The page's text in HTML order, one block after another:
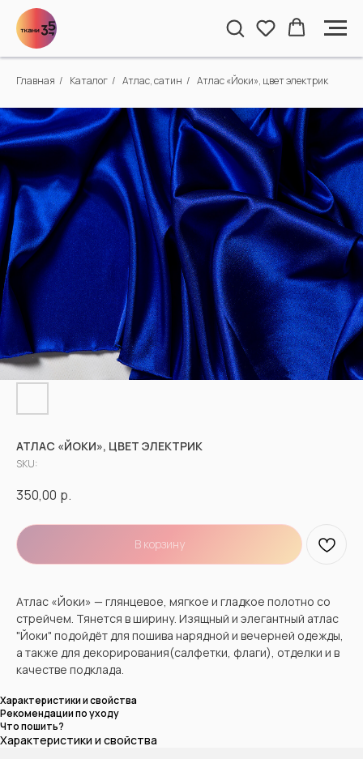
Главная / Каталог / Атлас, сатин / Атлас «Йоки», цвет электрик
АТЛАС «ЙОКИ», ЦВЕТ ЭЛЕКТРИК
SKU:
350,00 р.
В корзину
Атлас «Йоки» — глянцевое, мягкое и гладкое полотно со
стрейчем. Тянется в ширину. Изящный и элегантный атлас
"Йоки" подойдёт для пошива нарядной и вечерней одежды,
а также для декорирования(салфетки, флаги), отделки и в
качестве подклада.
Характеристики и свойства
Рекомендации по уходу
Что пошить?
Характеристики и свойства